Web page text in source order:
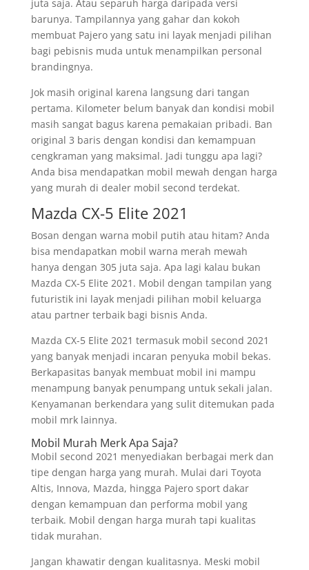
juta saja. Atau separuh harga daripada versi
barunya. Tampilannya yang gahar dan kokoh
membuat Pajero yang satu ini layak menjadi pilihan
bagi pebisnis muda untuk menampilkan personal
brandingnya.
Jok masih original karena langsung dari tangan
pertama. Kilometer belum banyak dan kondisi mobil
masih sangat bagus karena pemakaian pribadi. Ban
original 3 baris dengan kondisi dan kemampuan
cengkraman yang maksimal. Jadi tunggu apa lagi?
Anda bisa mendapatkan mobil mewah dengan harga
yang murah di dealer mobil second terdekat.
Mazda CX-5 Elite 2021
Bosan dengan warna mobil putih atau hitam? Anda
bisa mendapatkan mobil warna merah mewah
hanya dengan 305 juta saja. Apa lagi kalau bukan
Mazda CX-5 Elite 2021. Mobil dengan tampilan yang
futuristik ini layak menjadi pilihan mobil keluarga
atau partner terbaik bagi bisnis Anda.
Mazda CX-5 Elite 2021 termasuk mobil second 2021
yang banyak menjadi incaran penyuka mobil bekas.
Berkapasitas banyak membuat mobil ini mampu
menampung banyak penumpang untuk sekali jalan.
Kenyamanan berkendara yang sulit ditemukan pada
mobil mrk lainnya.
Mobil Murah Merk Apa Saja?
Mobil second 2021 menyediakan berbagai merk dan
tipe dengan harga yang murah. Mulai dari Toyota
Altis, Innova, Mazda, hingga Pajero sport dakar
dengan kemampuan dan performa mobil yang
terbaik. Mobil dengan harga murah tapi kualitas
tidak murahan.
Jangan khawatir dengan kualitasnya. Meski mobil